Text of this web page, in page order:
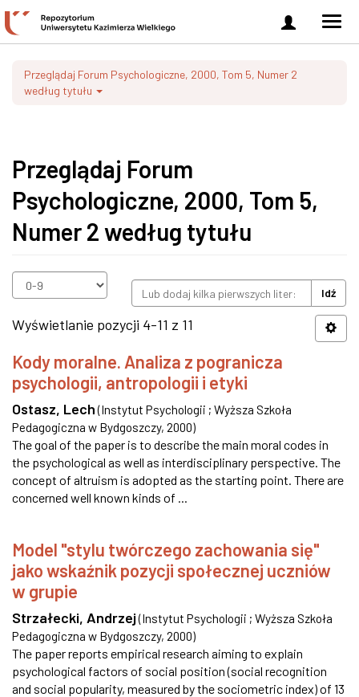
Zaloguj
się
Przeglądaj Forum Psychologiczne, 2000, Tom 5, Numer 2
według tytułu
Przeglądaj Forum
Psychologiczne, 2000, Tom 5,
Numer 2 według tytułu
Idź
Wyświetlanie pozycji 4-11 z 11
Kody moralne. Analiza z pogranicza
psychologii, antropologii i etyki
Ostasz, Lech (Instytut Psychologii ; Wyższa Szkoła
Pedagogiczna w Bydgoszczy, 2000)
The goal of the paper is to describe the main moral codes in
the psychological as well as interdisciplinary perspective. The
concept of altruism is adopted as the starting point. There are
concerned well known kinds of ...
Model "stylu twórczego zachowania się"
jako wskaźnik pozycji społecznej uczniów
w grupie
Strzałecki, Andrzej(Instytut Psychologii ; Wyższa Szkoła
Pedagogiczna w Bydgoszczy, 2000)
The paper reports empirical research aiming to explain
psychological factors of social position (social recognition
and social popularity, measured by the sociometric index) of 13